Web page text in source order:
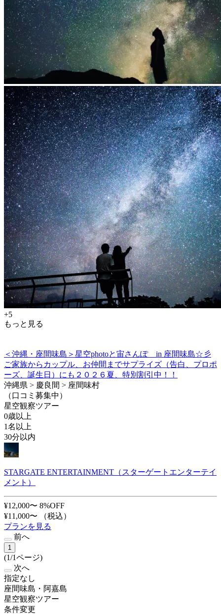
+5
もっと見る
＜沖縄・座間味島＞星空photoと宙さんぽ in 座間味島☆彡
ご家族からカップル、お仲間までサプライズ（告白、プロポ
ーズ、誕生日）にも２０２６夏、特別割引中！！
沖縄県 > 慶良間 > 座間味村
（口コミ募集中）
星空観察ツアー
0歳以上
1名以上
30分以内
STARGATE ENTERTAINMENT（スターゲートエンターテイ
メント）
¥12,000〜 8%OFF
¥11,000〜
（税込）
プランを見る
前へ
1
(1/1ページ)
次へ
指定なし
座間味島・阿嘉島
星空観察ツアー
条件変更